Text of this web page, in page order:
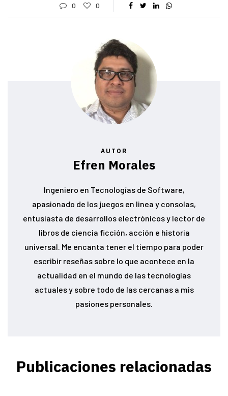
0 0
AUTOR
Efren Morales
Ingeniero en Tecnologías de Software,
apasionado de los juegos en linea y consolas,
entusiasta de desarrollos electrónicos y lector de
libros de ciencia ficción, acción e historia
universal. Me encanta tener el tiempo para poder
escribir reseñas sobre lo que acontece en la
actualidad en el mundo de las tecnologías
actuales y sobre todo de las cercanas a mis
pasiones personales.
Publicaciones relacionadas